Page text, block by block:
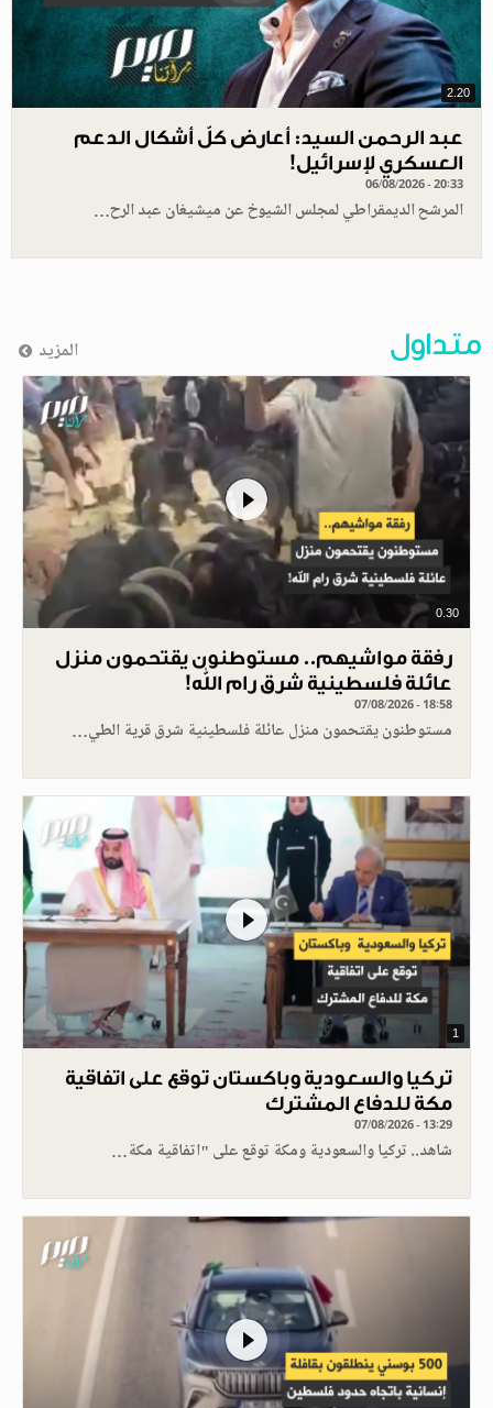
2.20
عبد الرحمن السيد: أعارض كلّ أشكال الدعم
العسكري لإسرائيل!
06/08/2026 - 20:33
المرشح الديمقراطي لمجلس الشيوخ عن ميشيغان عبد الرح…
متداول المزيد
0.30
رفقة مواشيهم.. مستوطنون يقتحمون منزل
عائلة فلسطينية شرق رام الله!
07/08/2026 - 18:58
مستوطنون يقتحمون منزل عائلة فلسطينية شرق قرية الطي…
1
تركيا والسعودية وباكستان توقع على اتفاقية
مكة للدفاع المشترك
07/08/2026 - 13:29
شاهد.. تركيا والسعودية ومكة توقع على "اتفاقية مكة…